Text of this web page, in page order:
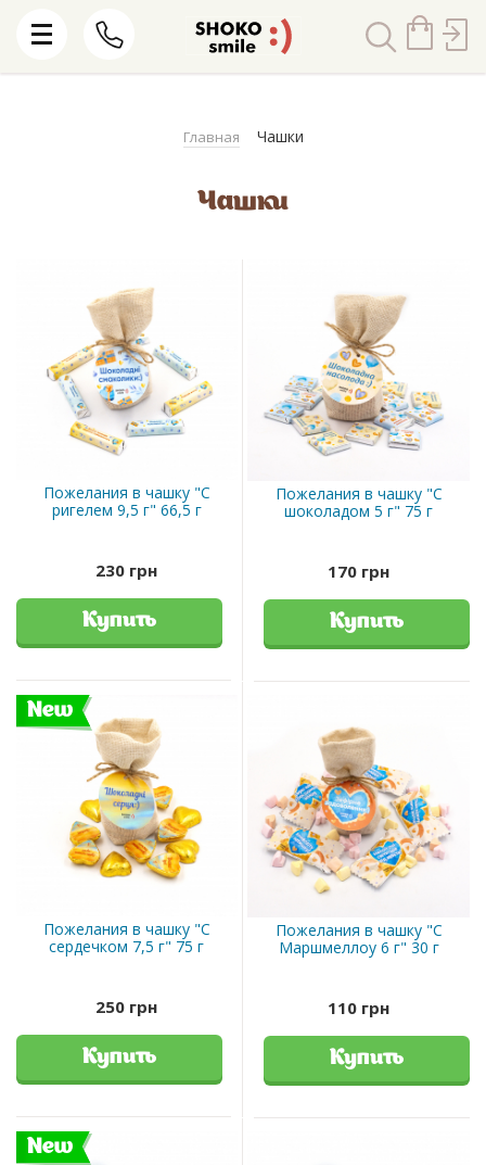
Главная Чашки
Чашки
Пожелания в чашку "С
ригелем 9,5 г" 66,5 г
230 грн
Купить
Пожелания в чашку "С
шоколадом 5 г" 75 г
170 грн
Купить
New
Пожелания в чашку "С
сердечком 7,5 г" 75 г
250 грн
Купить
Пожелания в чашку "С
Маршмеллоу 6 г" 30 г
110 грн
Купить
New